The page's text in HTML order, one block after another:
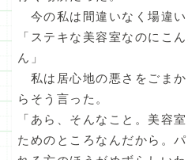
今の私は間違いなく場違い
「ステキな美容室なのにこ
ん」
私は居心地の悪さをごま
らそう言った。
「あら、そんなこと。美容
ためのところなんだから。